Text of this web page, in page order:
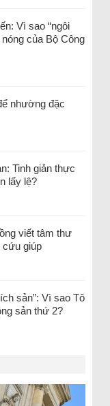
Vì sao “ngôi
của Bộ Công
nhường đặc
Tinh giản thực
lấy lệ?
viết tâm thư
cứu giúp
sản”: Vì sao Tô
sản thứ 2?